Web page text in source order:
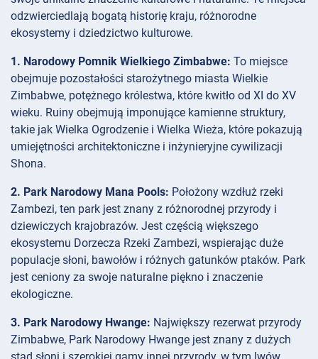
odzwierciedlają bogatą historię kraju, różnorodne
ekosystemy i dziedzictwo kulturowe.
1. Narodowy Pomnik Wielkiego Zimbabwe: To miejsce
obejmuje pozostałości starożytnego miasta Wielkie
Zimbabwe, potężnego królestwa, które kwitło od XI do XV
wieku. Ruiny obejmują imponujące kamienne struktury,
takie jak Wielka Ogrodzenie i Wielka Wieża, które pokazują
umiejętności architektoniczne i inżynieryjne cywilizacji
Shona.
2. Park Narodowy Mana Pools: Położony wzdłuż rzeki
Zambezi, ten park jest znany z różnorodnej przyrody i
dziewiczych krajobrazów. Jest częścią większego
ekosystemu Dorzecza Rzeki Zambezi, wspierając duże
populacje słoni, bawołów i różnych gatunków ptaków. Park
jest ceniony za swoje naturalne piękno i znaczenie
ekologiczne.
3. Park Narodowy Hwange: Największy rezerwat przyrody
Zimbabwe, Park Narodowy Hwange jest znany z dużych